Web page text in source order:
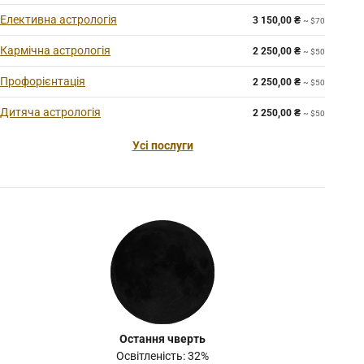
Елективна астрологія 3 150,00 ₴ ~ $70
Кармічна астрологія 2 250,00 ₴ ~ $50
Профорієнтація 2 250,00 ₴ ~ $50
Дитяча астрологія 2 250,00 ₴ ~ $50
Усі послуги
Остання чверть
Освітленість: 32%